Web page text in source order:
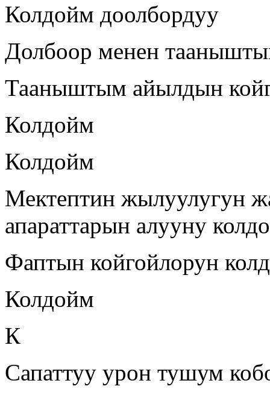
Колдойм доолбордуу
Долбоор менен
Тааныштым айылдын
Колдойм
Колдойм
Мектептин жылуулугун
апараттарын алууну
Фаптын койгойлорун
Колдойм
К
Сапаттуу урон тушум